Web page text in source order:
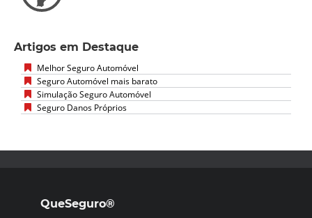
Artigos em Destaque
Melhor Seguro Automóvel
Seguro Automóvel mais barato
Simulação Seguro Automóvel
Seguro Danos Próprios
QueSeguro®